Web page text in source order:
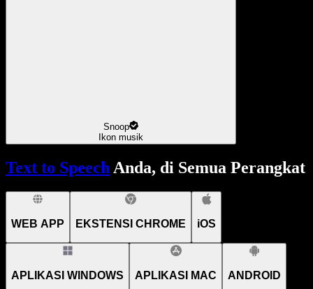
Snoop
Ikon musik
Text to SpeechAnda, di Semua Perangkat
WEB APP EKSTENSI CHROME iOS
APLIKASI WINDOWS APLIKASI MAC ANDROID